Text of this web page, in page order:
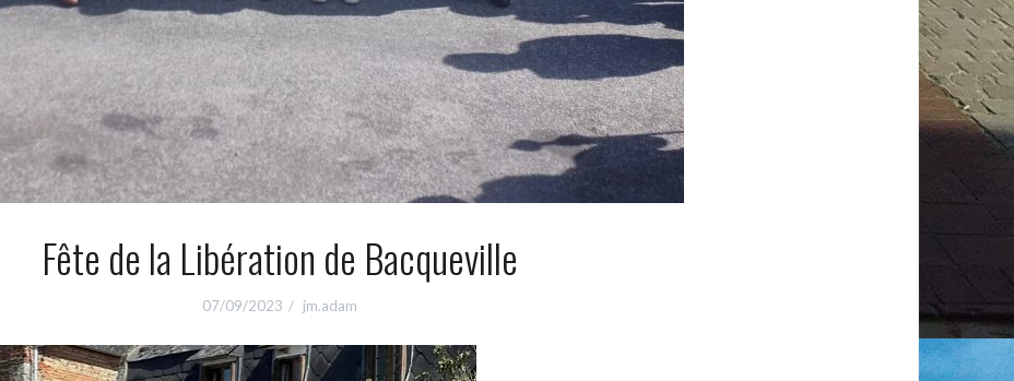
Fête de la Libération de Bacqueville
07/09/2023 jm.adam